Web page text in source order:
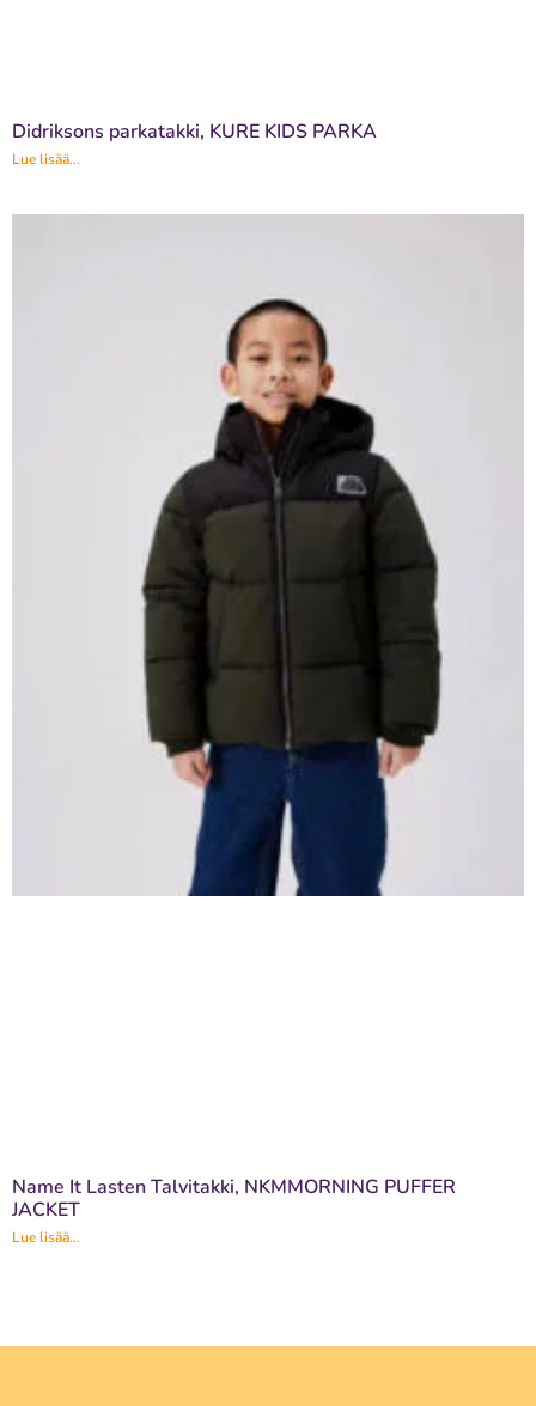
Didriksons parkatakki, KURE KIDS PARKA
Lue lisää...
Name It Lasten Talvitakki, NKMMORNING PUFFER
JACKET
Lue lisää...